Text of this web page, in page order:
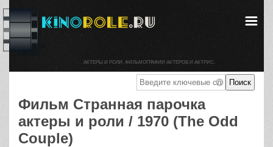
Фильм Странная парочка
актеры и роли / 1970 (The Odd
Couple)
АКТЕРЫ И РОЛИ. ФИЛЬМОГРАФИИ АКТЕРОВ И АКТРИС.